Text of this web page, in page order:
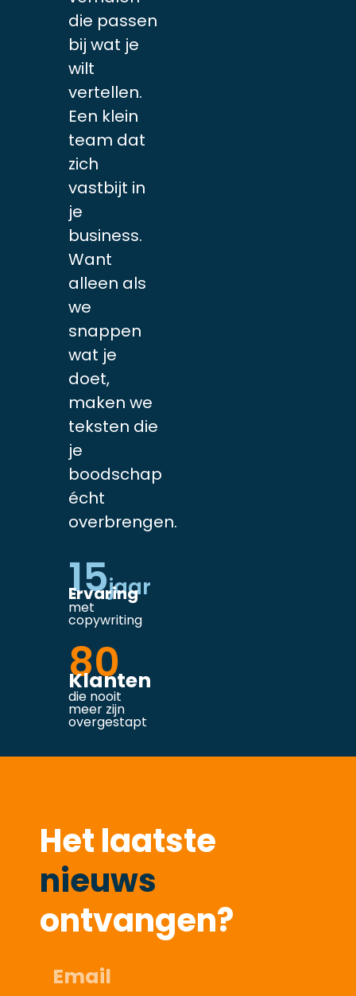
die passen
bij wat je
wilt
vertellen.
Een klein
team dat
zich
vastbijt in
je
business.
Want
alleen als
we
snappen
wat je
doet,
maken we
teksten die
je
boodschap
écht
overbrengen.
15jaar
Ervaring
met
copywriting
80
Klanten
die nooit
meer zijn
overgestapt
Het laatste
nieuws
ontvangen?